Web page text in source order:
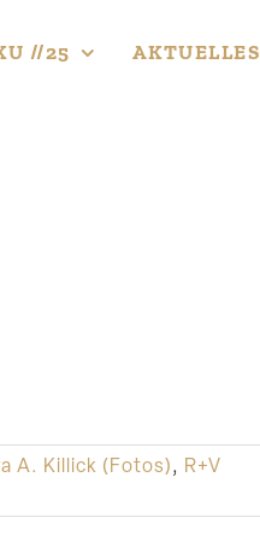
//25
AKTUELLES
A. Killick (Fotos), R+V